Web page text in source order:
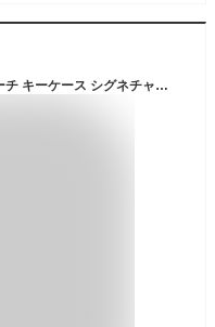
【コーチ 紙袋付き ギフト包装無料】コーチ キーケース シグネチャー 5連キーケース CAR00 QBMI5 78675 QB04G チャコールグレー×ブラック【COACH コーチ】【新作モデル・新品】【楽ギフ_包装】【コンビニ受取対応商品】